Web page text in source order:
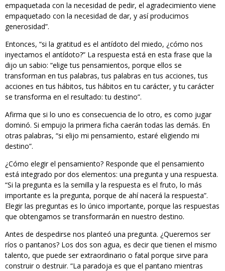
empaquetada con la necesidad de pedir, el agradecimiento viene
empaquetado con la necesidad de dar, y así producimos
generosidad”.
Entonces, “si la gratitud es el antídoto del miedo, ¿cómo nos
inyectamos el antídoto?” La respuesta está en esta frase que la
dijo un sabio: “elige tus pensamientos, porque ellos se
transforman en tus palabras, tus palabras en tus acciones, tus
acciones en tus hábitos, tus hábitos en tu carácter, y tu carácter
se transforma en el resultado: tu destino”.
Afirma que si lo uno es consecuencia de lo otro, es como jugar
dominó. Si empujo la primera ficha caerán todas las demás. En
otras palabras, “si elijo mi pensamiento, estaré eligiendo mi
destino”.
¿Cómo elegir el pensamiento? Responde que el pensamiento
está integrado por dos elementos: una pregunta y una respuesta.
“Si la pregunta es la semilla y la respuesta es el fruto, lo más
importante es la pregunta, porque de ahí nacerá la respuesta”.
Elegir las preguntas es lo único importante, porque las respuestas
que obtengamos se transformarán en nuestro destino.
Antes de despedirse nos planteó una pregunta. ¿Queremos ser
ríos o pantanos? Los dos son agua, es decir que tienen el mismo
talento, que puede ser extraordinario o fatal porque sirve para
construir o destruir. “La paradoja es que el pantano mientras